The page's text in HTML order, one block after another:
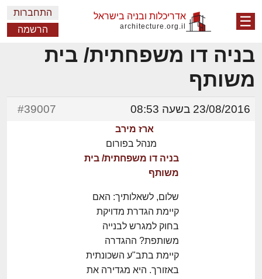
☰ אדריכלות ובניה בישראל
architecture.org.il
התחברות
הרשמה
בניה דו משפחתית/ בית
משותף
23/08/2016 בשעה 08:53 #39007
ארז מירב
מנהל בפורום
בניה דו משפחתית/ בית
משותף
שלום, לשאלותיך: האם
קיימת הגדרת מדויקת
בחוק למגרש לבנייה
משותפת? ההגדרה
קיימת בתב"ע השכונתית
באזורך. היא מגדירה את